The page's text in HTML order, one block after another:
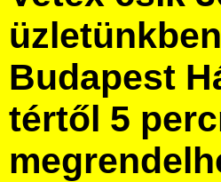
Budapest
tértől 5